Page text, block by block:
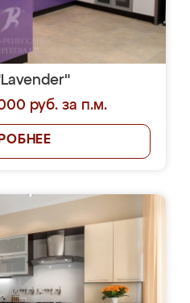
руб. за п.м.